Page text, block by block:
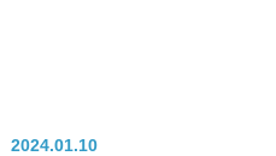
2024.01.10